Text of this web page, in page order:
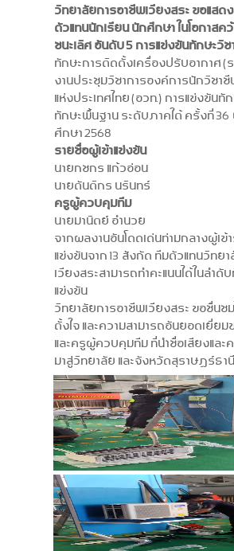
วิทยาลัยการอาชีพเวียงสระ ขอแส
ตัวแทนนักเรียน นักศึกษาในโอกาสค
ชนะเลิศ อันดับ 5 การแข่งขันทักษะวิ
ทักษะการติดตั้งเครื่องปรับอากาศ (
งานประชุมวิชาการองค์การนักวิชา
แห่งประเทศไทย (อวท.) การแข่งขันทั
ทักษะพื้นฐาน ระดับภาคใต้ ครั้งที่ 36
ศึกษา 2568
รายชื่อผู้เข้าแข่งขัน
นายกชกร แก้วอ่อน
นายตันติกร นรินทร์
ครูผู้ควบคุมทีม
นายมานิตย์ อำนวย
จากผลงานอันโดดเด่นท่ามกลางผู้เข้
แข่งขันจาก 13 สังกัด ทีมตัวแทนวิทย
เวียงสระสามารถทำคะแนนได้ในลำดั
แข่งขัน
วิทยาลัยการอาชีพเวียงสระ ขอชื่นช
ตั้งใจ และความสามารถอันยอดเยี่ย
และครูผู้ควบคุมทีม ที่นำชื่อเสียงและ
มาสู่วิทยาลัย และจังหวัดสุราษฎร์ธานี